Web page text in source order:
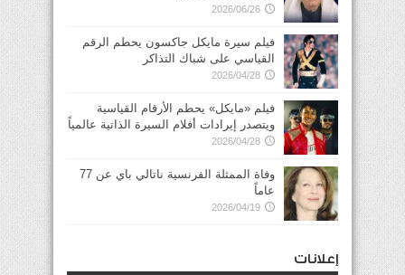
2026/06/26
فيلم سيرة مايكل جاكسون يحطم الرقم
القياسي على شباك التذاكر
2026/04/28
فيلم «مايكل» يحطم الأرقام القياسية
ويتصدر إيرادات أفلام السيرة الذاتية عالمياً
2026/04/28
وفاة الممثلة الفرنسية ناتالي باي عن 77
عاماً
2026/04/19
إعلانات